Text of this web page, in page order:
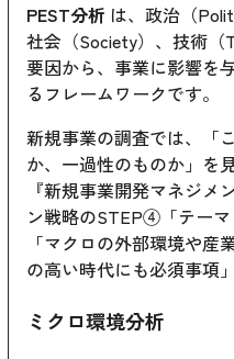
PEST分析 は、政治（
社会（Society）、技術（
要因から、事業に影響を
るフレームワークです。
新規事業の調査では、「
か、一過性のものか」を
『新規事業開発マネジメ
ン戦略のSTEP④「テーマ
「マクロの外部環境や
の高い時代にも必須事項
ミクロ環境分析